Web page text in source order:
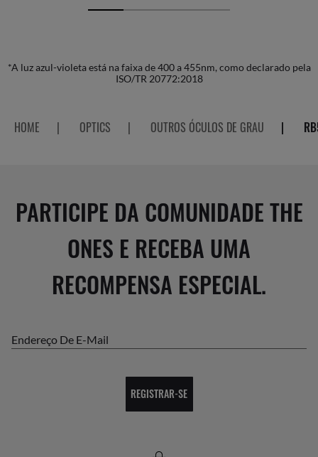
*A luz azul-violeta está na faixa de 400 a 455nm, como declarado pela
ISO/TR 20772:2018
HOME | OPTICS | OUTROS ÓCULOS DE GRAU |
PARTICIPE DA COMUNIDADE THE
ONES E RECEBA UMA
RECOMPENSA ESPECIAL.
Endereço De E-Mail
REGISTRAR-SE